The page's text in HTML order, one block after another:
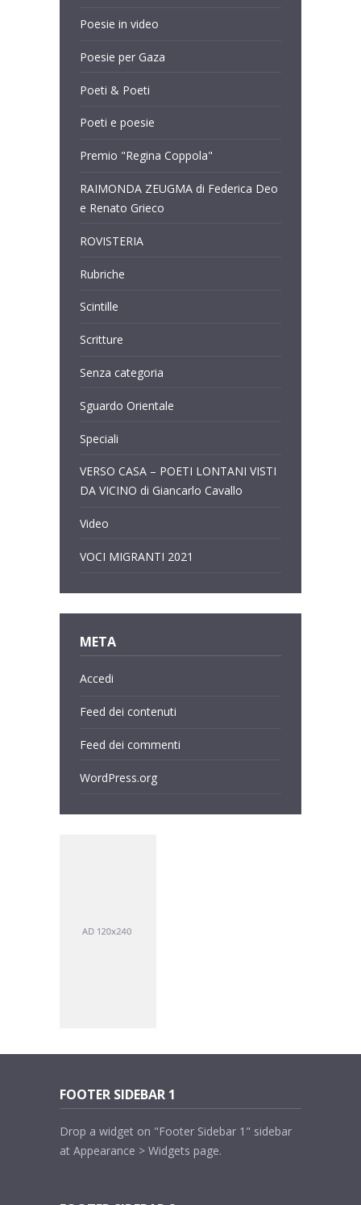
Poesie in video
Poesie per Gaza
Poeti & Poeti
Poeti e poesie
Premio "Regina Coppola"
RAIMONDA ZEUGMA di Federica Deo
e Renato Grieco
ROVISTERIA
Rubriche
Scintille
Scritture
Senza categoria
Sguardo Orientale
Speciali
VERSO CASA – POETI LONTANI VISTI
DA VICINO di Giancarlo Cavallo
Video
VOCI MIGRANTI 2021
META
Accedi
Feed dei contenuti
Feed dei commenti
WordPress.org
FOOTER SIDEBAR 1
Drop a widget on "Footer Sidebar 1" sidebar
at Appearance > Widgets page.